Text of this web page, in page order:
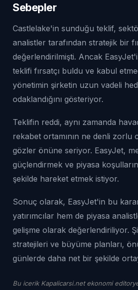
Sebepler
Castlelake'in sunduğu teklif,
analistler tarafından stratejik bir
değerlendirilmişti. Ancak
teklifi fırsatçı buldu ve kabul
yönetimin şirketin uzun vadeli
odaklandığını gösteriyor.
Teklifin reddi, aynı zamanda
rekabet ortamının ne denli zorlu
gözler önüne seriyor. EasyJet,
güçlendirmek ve piyasa
şekilde hareket etmek istiyor.
Sonuç olarak, EasyJet'in bu
yatırımcılar hem de piyasa
gelişme olarak değerlendiriliyor.
stratejileri ve büyüme planları,
günlerde daha net bir şekilde
Bu icerik Kapalicarsi.net ekonomi